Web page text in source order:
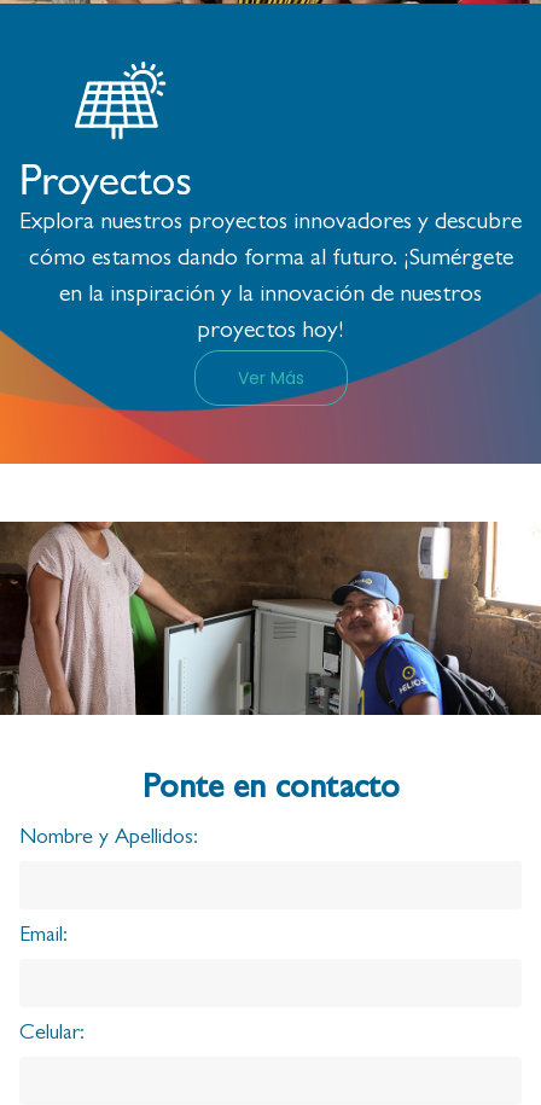
Explora nuestros proyectos innovadores y descubre
cómo estamos dando forma al futuro. ¡Sumérgete
en la inspiración y la innovación de nuestros
proyectos hoy!
Ver Más
Ponte en contacto
Nombre y Apellidos:
Email:
Celular: